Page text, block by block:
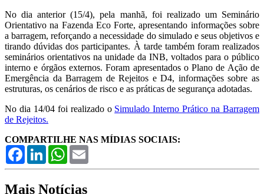
No dia anterior (15/4), pela manhã, foi realizado um Seminário
Orientativo na Fazenda Eco Forte, apresentando informações sobre
a barragem, reforçando a necessidade do simulado e seus objetivos e
tirando dúvidas dos participantes. À tarde também foram realizados
seminários orientativos na unidade da INB, voltados para o público
interno e órgãos externos. Foram apresentados o Plano de Ação de
Emergência da Barragem de Rejeitos e D4, informações sobre as
estruturas, os cenários de risco e as práticas de segurança adotadas.
No dia 14/04 foi realizado o Simulado Interno Prático na Barragem
de Rejeitos.
COMPARTILHE NAS MÍDIAS SOCIAIS:
FacebookLinkedInWhatsApp
Mais Notícias